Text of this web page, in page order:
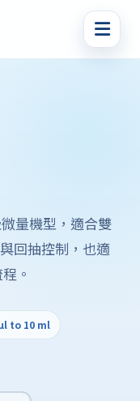
量機型，適合雙
回抽控制，也適
。
to 10 ml